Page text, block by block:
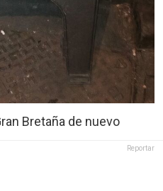
Bretaña de nuevo
Reportar